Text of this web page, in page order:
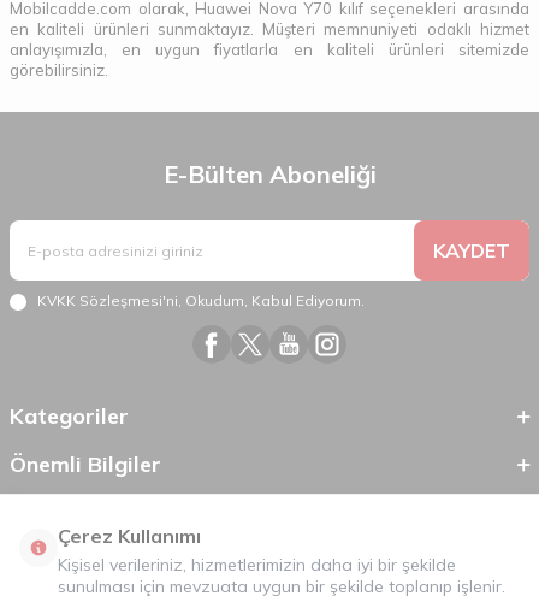
Mobilcadde.com olarak, Huawei Nova Y70 kılıf seçenekleri arasında
en kaliteli ürünleri sunmaktayız. Müşteri memnuniyeti odaklı hizmet
anlayışımızla, en uygun fiyatlarla en kaliteli ürünleri sitemizde
görebilirsiniz.
E-Bülten Aboneliği
KAYDET
KVKK Sözleşmesi'ni, Okudum, Kabul Ediyorum.
Kategoriler
Önemli Bilgiler
Çerez Kullanımı
Kişisel verileriniz, hizmetlerimizin daha iyi bir şekilde
sunulması için mevzuata uygun bir şekilde toplanıp işlenir.